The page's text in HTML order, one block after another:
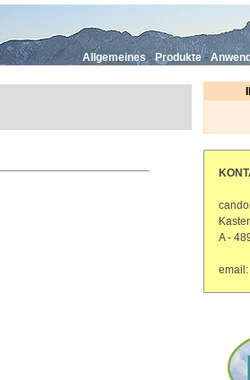
Allgemeines-Produkte-
A -